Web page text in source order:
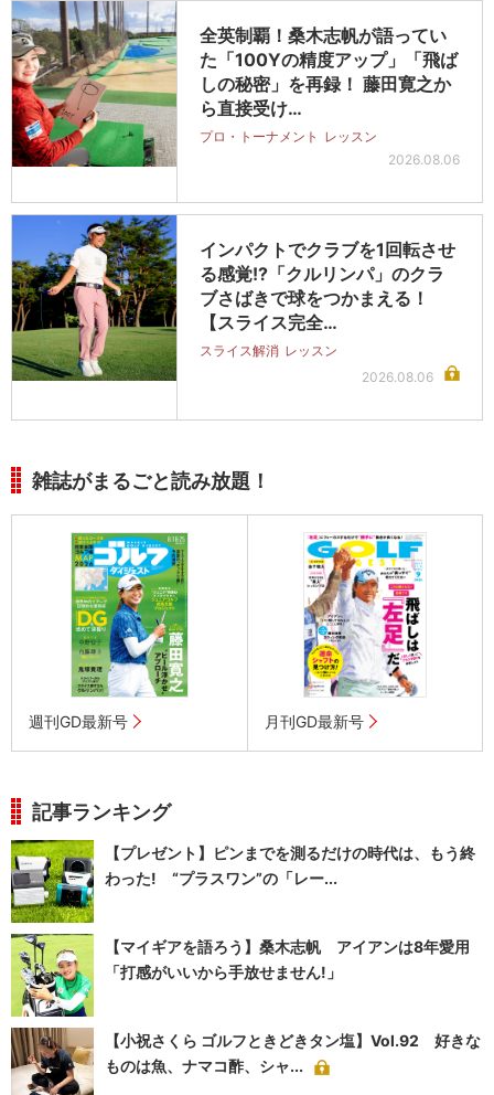
全英制覇！桑木志帆が語ってい
た「100Yの精度アップ」「飛ば
しの秘密」を再録！ 藤田寛之か
ら直接受け…
プロ・トーナメント レッスン
2026.08.06
インパクトでクラブを1回転させ
る感覚!?「クルリンパ」のクラ
ブさばきで球をつかまえる！
【スライス完全…
スライス解消 レッスン
2026.08.06
雑誌がまるごと読み放題！
週刊GD最新号 月刊GD最新号
記事ランキング
【プレゼント】ピンまでを測るだけの時代は、もう終
わった! “プラスワン”の「レー...
【マイギアを語ろう】桑木志帆 アイアンは8年愛用
「打感がいいから手放せません!」
【小祝さくら ゴルフときどきタン塩】Vol.92 好きな
ものは魚、ナマコ酢、シャ...